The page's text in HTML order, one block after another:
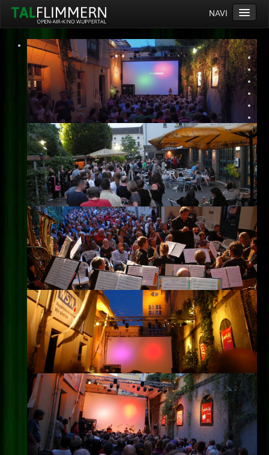
NAVI
Home
Programm
Service
Ticketinfos
Ort
Anreise
Wetter
Kinogutschein
Konzept
Archiv
Kontakt
Impressum
Datenschutz